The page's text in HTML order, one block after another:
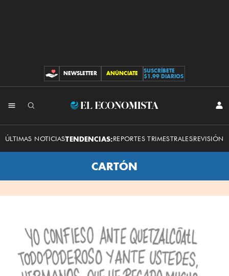
CONTRIBUCIONES
NEWSLETTER ANÚNCIATE
SUSCRÍBETE
$1.99 DIARIOS
El
ÚLTIMAS NOTICIASTENDENCIAS:REPORTES TRIMESTRALESREVISIÓN
CARTÓN